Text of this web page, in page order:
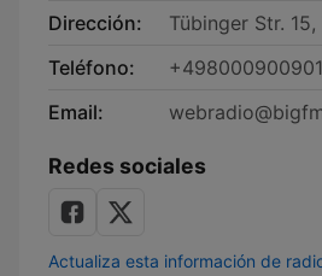
Dirección:
Tübinger Str.
Teléfono:
+498000900901
Email:
Redes sociales
Actualiza esta información de